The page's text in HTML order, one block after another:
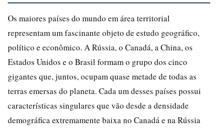
Os maiores países do mundo em área territorial
representam um fascinante objeto de estudo geográfico,
político e econômico. A Rússia, o Canadá, a China, os
Estados Unidos e o Brasil formam o grupo dos cinco
gigantes que, juntos, ocupam quase metade de todas as
terras emersas do planeta. Cada um desses países possui
características singulares que vão desde a densidade
demográfica extremamente baixa no Canadá e na Rússia